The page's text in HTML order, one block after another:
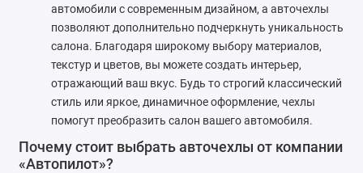
Hyundai
Isuzu
Iveco
автомобили с современным дизайном, а авточехлы
позволяют дополнительно подчеркнуть уникальность
салона. Благодаря широкому выбору материалов,
текстур и цветов, вы можете создать интерьер,
отражающий ваш вкус. Будь то строгий классический
стиль или яркое, динамичное оформление, чехлы
помогут преобразить салон вашего автомобиля.
Почему стоит выбрать авточехлы от компании
«Автопилот»?